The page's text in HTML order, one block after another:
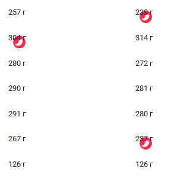
257 г 238 г
304 г 314 г
280 г 272 г
290 г 281 г
291 г 280 г
267 г 237 г
126 г 126 г